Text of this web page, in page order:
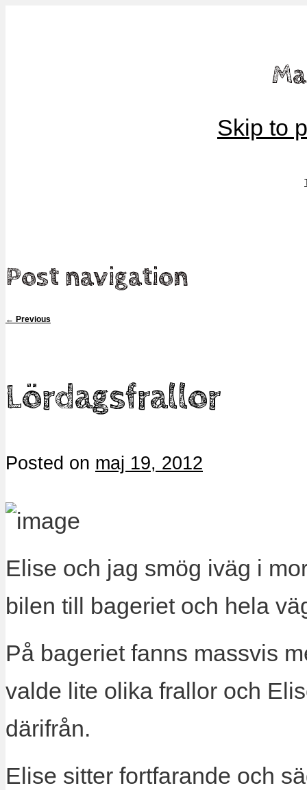
Skip to
Post navigation
← Previous
Lördagsfrallor
Posted on maj 19, 2012
Elise och jag smög iväg i
bilen till bageriet och hela
På bageriet fanns massvis
valde lite olika frallor och
därifrån.
Elise sitter fortfarande och